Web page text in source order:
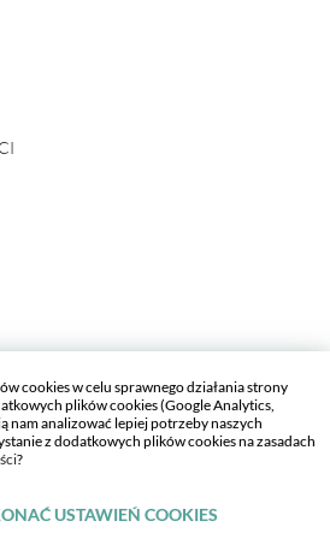
cookies w celu sprawnego działania strony
plików cookies (Google Analytics,
nam analizować lepiej potrzeby naszych
z dodatkowych plików cookies na zasadach
?
USTAWIEŃ COOKIES